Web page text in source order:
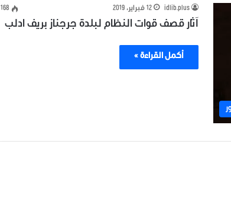
idlib.plus 12 فبراير، 2019 168
آثار قصف قوات النظام لبلدة جرجناز بريف ادلب
أكمل القراءة »